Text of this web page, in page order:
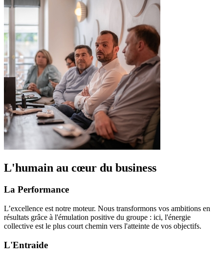
L'humain au cœur du business
La Performance
L’excellence est notre moteur. Nous transformons vos ambitions en
résultats grâce à l'émulation positive du groupe : ici, l'énergie
collective est le plus court chemin vers l'atteinte de vos objectifs.
L'Entraide